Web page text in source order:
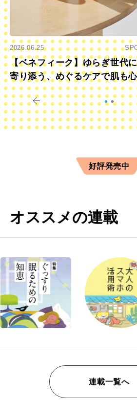
2026.06.25
【ベネフィーク】ゆらぎ世代
寄り添う、めぐるケアで肌も
きに
好評発売中
オススメの連載
連載一覧へ